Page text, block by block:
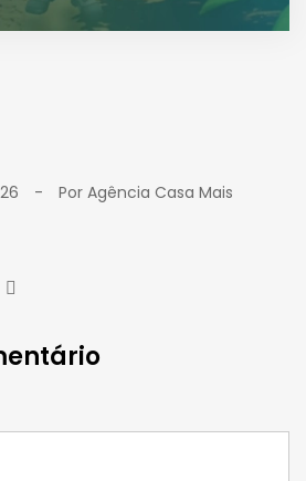
- Por Agência Casa Mais